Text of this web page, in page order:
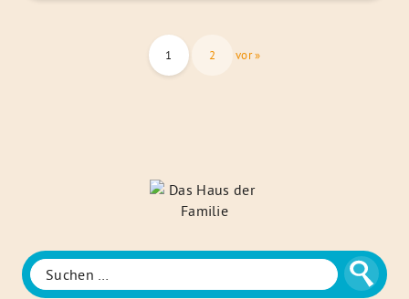
Seitennummerierung
1 2 vor »
Familie
Suche
Suchen
nach: